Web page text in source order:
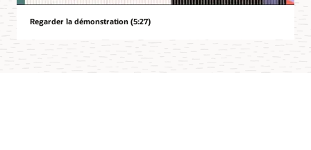
Regarder la démonstration (5:27)